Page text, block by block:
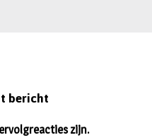
bericht
zijn.